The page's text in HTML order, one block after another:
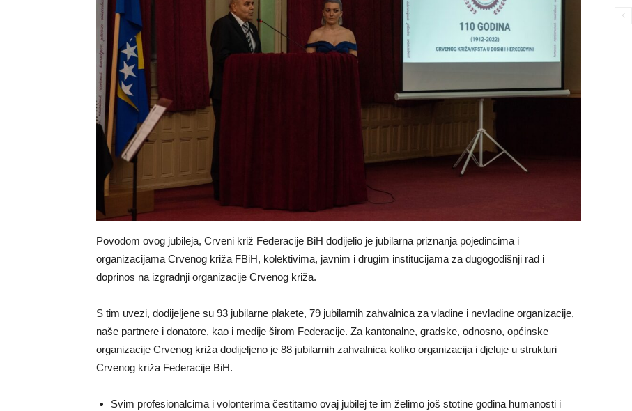
Povodom ovog jubileja, Crveni križ Federacije BiH dodijelio je jubilarna priznanja pojedincima i
organizacijama Crvenog križa FBiH, kolektivima, javnim i drugim institucijama za dugogodišnji rad i
doprinos na izgradnji organizacije Crvenog križa.
S tim uvezi, dodijeljene su 93 jubilarne plakete, 79 jubilarnih zahvalnica za vladine i nevladine organizacije,
naše partnere i donatore, kao i medije širom Federacije. Za kantonalne, gradske, odnosno, općinske
organizacije Crvenog križa dodijeljeno je 88 jubilarnih zahvalnica koliko organizacija i djeluje u strukturi
Crvenog križa Federacije BiH.
Svim profesionalcima i volonterima čestitamo ovaj jubilej te im želimo još stotine godina humanosti i